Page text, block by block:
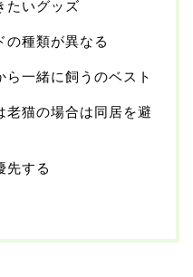
たいグッズ
の種類が異なる
ら一緒に飼うのベスト
老猫の場合は同居を避
先する